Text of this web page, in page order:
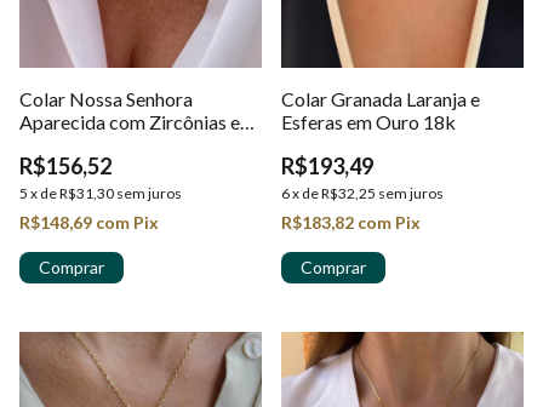
Colar Nossa Senhora
Aparecida com Zircônias em
R$156,52
5 x deR$31,30 sem juros
R$148,69 com Pix
Colar Granada Laranja e
Esferas em Ouro 18k
R$193,49
6x deR$32,25 sem juros
R$183,82 com Pix